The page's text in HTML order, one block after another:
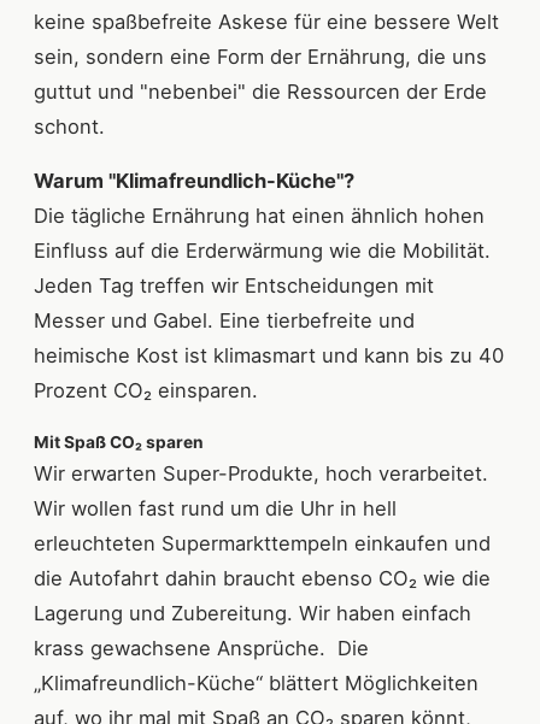
keine spaßbefreite Askese für eine bessere Welt
sein, sondern eine Form der Ernährung, die uns
guttut und "nebenbei" die Ressourcen der Erde
schont.
Warum "Klimafreundlich-Küche"?
Die tägliche Ernährung hat einen ähnlich hohen
Einfluss auf die Erderwärmung wie die Mobilität.
Jeden Tag treffen wir Entscheidungen mit
Messer und Gabel. Eine tierbefreite und
heimische Kost ist klimasmart und kann bis zu 40
Prozent CO₂ einsparen.
Mit Spaß CO₂ sparen
Wir erwarten Super-Produkte, hoch verarbeitet.
Wir wollen fast rund um die Uhr in hell
erleuchteten Supermarkttempeln einkaufen und
die Autofahrt dahin braucht ebenso CO₂ wie die
Lagerung und Zubereitung. Wir haben einfach
krass gewachsene Ansprüche. Die
„Klimafreundlich-Küche“ blättert Möglichkeiten
auf, wo ihr mal mit Spaß an CO₂ sparen könnt,